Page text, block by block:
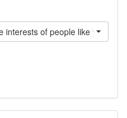
of people like you?